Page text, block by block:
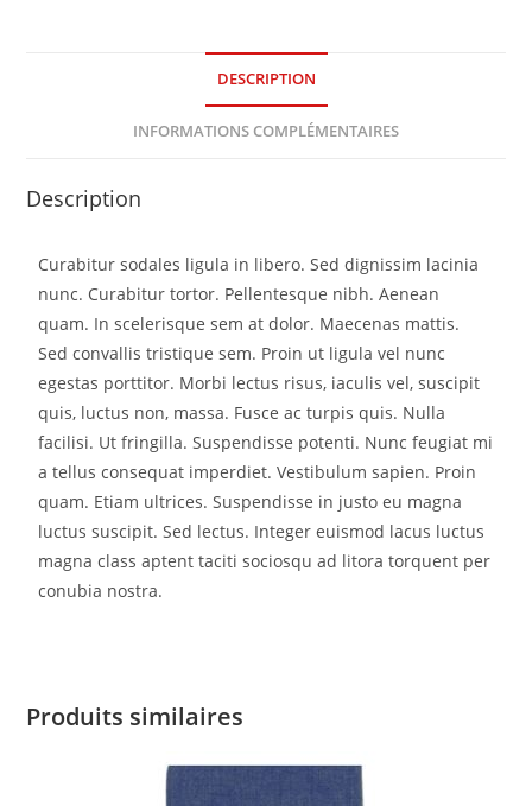
DESCRIPTION
INFORMATIONS COMPLÉMENTAIRES
Description
Curabitur sodales ligula in libero. Sed dignissim lacinia
nunc. Curabitur tortor. Pellentesque nibh. Aenean
quam. In scelerisque sem at dolor. Maecenas mattis.
Sed convallis tristique sem. Proin ut ligula vel nunc
egestas porttitor. Morbi lectus risus, iaculis vel, suscipit
quis, luctus non, massa. Fusce ac turpis quis. Nulla
facilisi. Ut fringilla. Suspendisse potenti. Nunc feugiat mi
a tellus consequat imperdiet. Vestibulum sapien. Proin
quam. Etiam ultrices. Suspendisse in justo eu magna
luctus suscipit. Sed lectus. Integer euismod lacus luctus
magna class aptent taciti sociosqu ad litora torquent per
conubia nostra.
Produits similaires